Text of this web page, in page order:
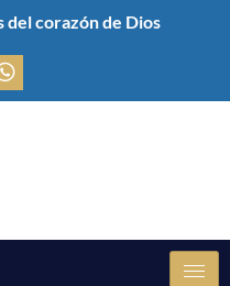
del corazón de Dios